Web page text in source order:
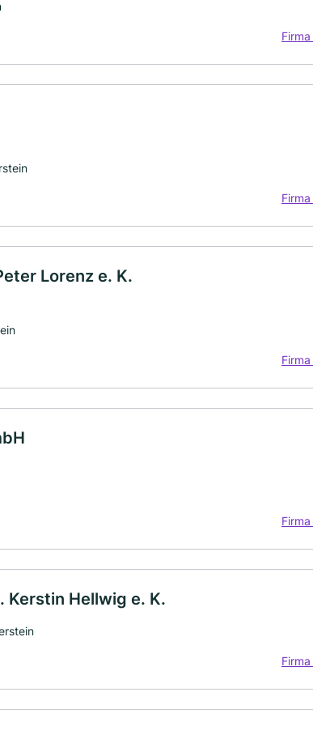
Lorenz e. K.
Kerstin Hellwig e. K.